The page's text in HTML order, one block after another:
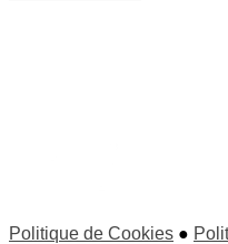
Politique de Cookies ●